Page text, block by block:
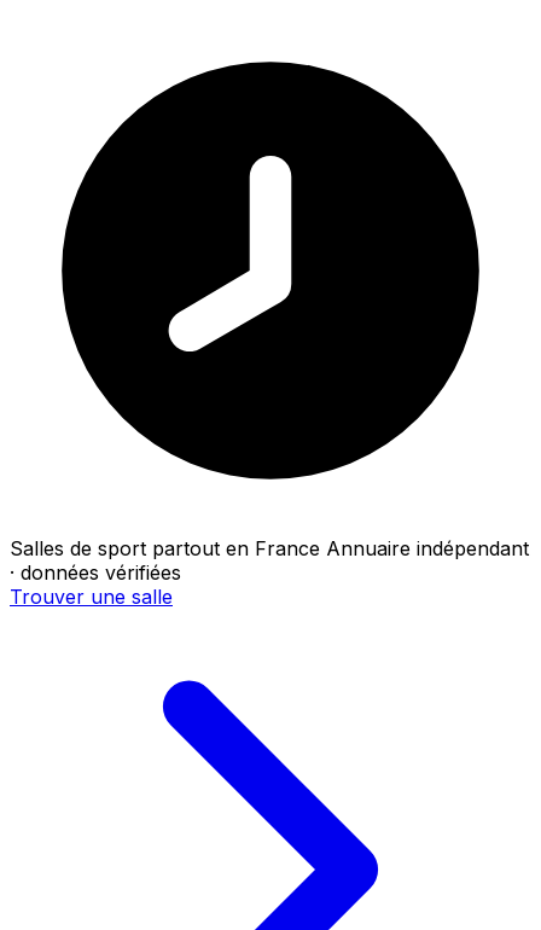
Salles de sport partout en France Annuaire indépendant
· données vérifiées
Trouver une salle